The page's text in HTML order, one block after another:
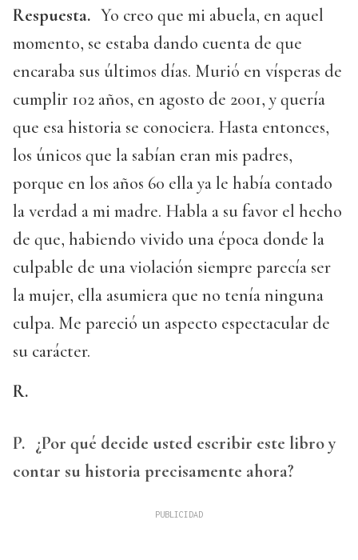
Respuesta. Yo creo que mi abuela, en aquel
momento, se estaba dando cuenta de que
encaraba sus últimos días. Murió en vísperas de
cumplir 102 años, en agosto de 2001, y quería
que esa historia se conociera. Hasta entonces,
los únicos que la sabían eran mis padres,
porque en los años 60 ella ya le había contado
la verdad a mi madre. Habla a su favor el hecho
de que, habiendo vivido una época donde la
culpable de una violación siempre parecía ser
la mujer, ella asumiera que no tenía ninguna
culpa. Me pareció un aspecto espectacular de
su carácter.
R.
P. ¿Por qué decide usted escribir este libro y
contar su historia precisamente ahora?